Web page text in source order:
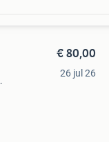
€ 80,00
26 jul 26